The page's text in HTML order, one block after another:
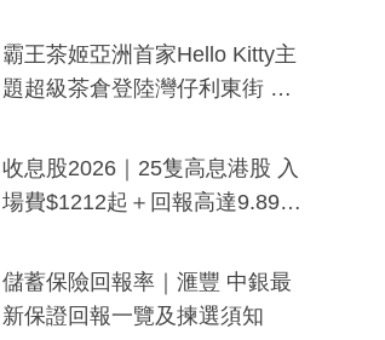
分鐘生成「貼地」宣傳短片
霸王茶姬亞洲首家Hello Kitty主
題超級茶倉登陸灣仔利東街 推
y及香港限定特調系列
收息股2026｜25隻高息港股 入
場費$1212起＋回報高達9.89
儲蓄保險回報率｜滙豐 中銀最
新保證回報一覽及揀選須知